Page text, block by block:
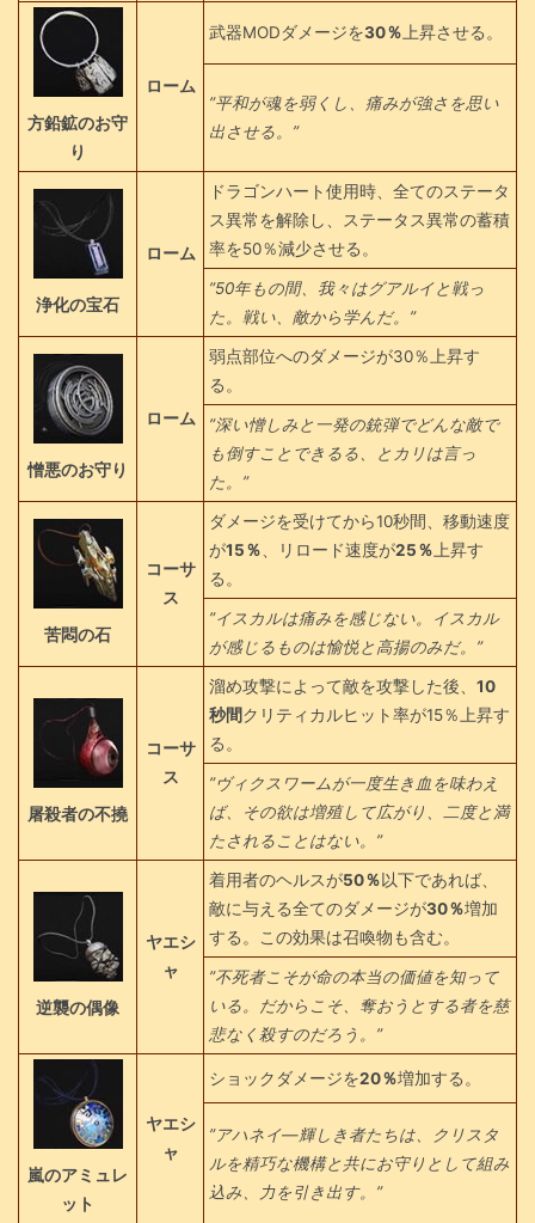
方鉛鉱のお守
り
ローム
武器MODダメージを30％上昇させる。
”平和が魂を弱くし、痛みが強さを思い
出させる。”
浄化の宝石
ローム
ドラゴンハート使用時、全てのステータ
ス異常を解除し、ステータス異常の蓄積
率を50％減少させる。
”50年もの間、我々はグアルイと戦っ
た。戦い、敵から学んだ。”
憎悪のお守り
ローム
弱点部位へのダメージが30％上昇す
る。
”深い憎しみと一発の銃弾でどんな敵で
も倒すことできるる、とカリは言っ
た。”
苦悶の石
コーサ
ス
ダメージを受けてから10秒間、移動速度
が15％、リロード速度が25％上昇す
る。
”イスカルは痛みを感じない。イスカル
が感じるものは愉悦と高揚のみだ。”
屠殺者の不撓
コーサ
ス
溜め攻撃によって敵を攻撃した後、 10
秒間クリティカルヒット率が15％上昇す
る。
”ヴィクスワームが一度生き血を味わえ
ば、その欲は増殖して広がり、二度と満
たされることはない。”
逆襲の偶像
ヤエシ
ャ
着用者のヘルスが50％以下であれば、
敵に与える全てのダメージが30％増加
する。この効果は召喚物も含む。
”不死者こそが命の本当の価値を知って
いる。だからこそ、奪おうとする者を慈
悲なく殺すのだろう。”
嵐のアミュレ
ット
ヤエシ
ャ
ショックダメージを20％増加する。
”アハネイ—輝しき者たちは、クリスタ
ルを精巧な機構と共にお守りとして組み
込み、力を引き出す。”